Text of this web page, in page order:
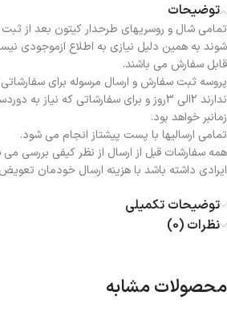
توضیحات
تمامی شال و روسریهای طرحدار کیتون بعد از
شوند به همین دلیل نیازی به اطلاع ازموجودی
قابل سفارش می باشند.
پروسه ثبت سفارش و ارسال مرسوله برای
ندارند 2الی 3روز و برای سفارشاتی که
زمانبر خواهد بود.
تمامی ارسالیها با پست پیشتاز انجام می شود.
همه سفارشات قبل از ارسال از نظر کیفی بررسی می
ایرادی داشته باشد با هزینه ارسال خودمان
توضیحات تکمیلی
نظرات (0)
محصولات مشابه